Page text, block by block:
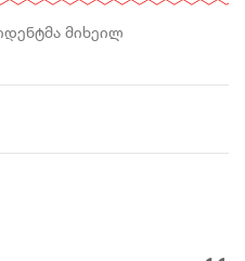
მიხეილ